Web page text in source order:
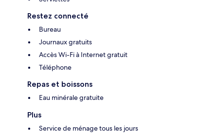
Restez connecté
Bureau
Journaux gratuits
Accès Wi-Fi à Internet gratuit
Téléphone
Repas et boissons
Eau minérale gratuite
Plus
Service de ménage tous les jours